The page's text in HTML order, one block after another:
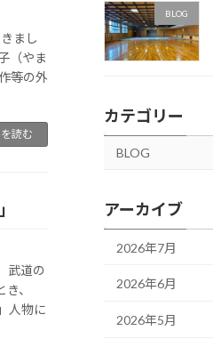
まし
（やま
等の外
読む
武道の
、
人物に
BLOG
カテゴリー
BLOG
アーカイブ
2026年7月
2026年6月
2026年5月